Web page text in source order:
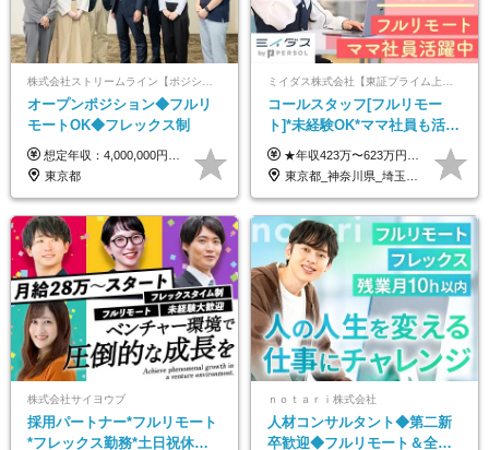
オープンポジション◆フルリ
モートOK◆フレックス制
想定年収：4,000,000円 ～ 8,000,000円 月給：288,000円 ～ 570,000円 ※ご経験・能力に応じて決定いたします。 ※上記額にはみなし残業代を含みます。 ※超過分は全額支給いたします。 ※みなし残業代 45,000円 ～ 89,050円／月 ※みなし残業時間 20時間／月 ※試用期間：3ヶ月（試用期間中の待遇に差異はありません） 【固定残業代について】 固定残業20時間分（45,000円～89,050円）を含む ※超過分は別途全額支給
東京都
コールスタッフ[フルリモー
ト]*未経験OK*ママ社員も活躍
中*ブランクOK*全国どこでも
働ける
★年収423万〜623万円のモデルあり（想定時間外手当10時間分含む） ★半年に一度ドカンと支給のボーナスあり（半年に1度最大150万円） 月給25万円〜＋各種手当＋インセンティブ ＊リモートワーク手当（4000円/月） ＊リモートワーク一時金（1万5000円） ＊残業手当全額支給 ※経験・スキルにより月給を決定します ※試用期間：2ヵ月あり。期間中の雇用形態・給与・待遇に変更はありません 《頑張りはインセンティブとして還元！》 当社は5段階の評価制度を導入。 半期に1回の評価で最高ランク（5点）を獲得したメンバーには、 150万円のインセンティブを支給！ これが半年に一度のインセンティブとして支給されるため、 成果を出した分だけまとまった収入を得られる仕組みです。 【固定残業代について】 なし（残業代は、実際の労働時間に応じて別途全額支給）
東京都_神奈川県_埼玉県_千葉県_大阪府_愛知県_北海道_青森県_岩手県_宮城県_秋田県_山形県_福島県_茨城県_栃木県_群馬県_新潟県_山梨県_長野県_富山県_石川県_福井県_静岡県_岐阜県_三重県_兵庫県_京都府_滋賀県_奈良県_和歌山県_広島県_岡山県_鳥取県_島根県_山口県_徳島県_香川県_愛媛県_高知県_福岡県_熊本県_佐賀県_長崎県_大分県_宮崎県_鹿児島県_沖縄県
株式会社サイヨウブ
採用パートナー*フルリモート
*フレックス勤務*土日祝休み*
ｎｏｔａｒｉ株式会社
人材コンサルタント◆第二新
卒歓迎◆フルリモート＆全国